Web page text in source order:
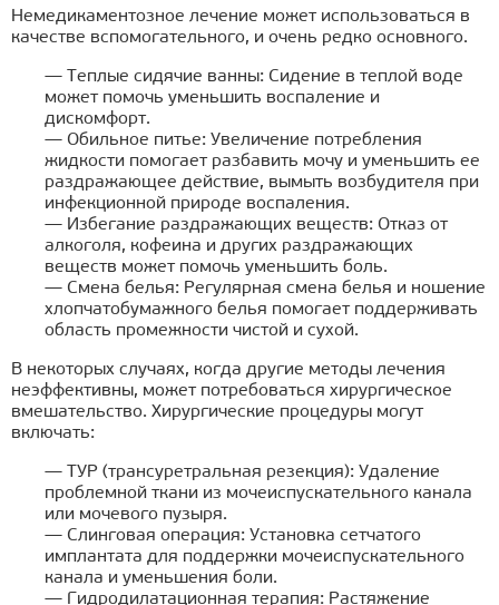
Немедикаментозное лечение может использоваться в
качестве вспомогательного, и очень редко основного.
— Теплые сидячие ванны: Сидение в теплой воде
может помочь уменьшить воспаление и
дискомфорт.
— Обильное питье: Увеличение потребления
жидкости помогает разбавить мочу и уменьшить ее
раздражающее действие, вымыть возбудителя при
инфекционной природе воспаления.
— Избегание раздражающих веществ: Отказ от
алкоголя, кофеина и других раздражающих
веществ может помочь уменьшить боль.
— Смена белья: Регулярная смена белья и ношение
хлопчатобумажного белья помогает поддерживать
область промежности чистой и сухой.
В некоторых случаях, когда другие методы лечения
неэффективны, может потребоваться хирургическое
вмешательство. Хирургические процедуры могут
включать:
— ТУР (трансуретральная резекция): Удаление
проблемной ткани из мочеиспускательного канала
или мочевого пузыря.
— Слинговая операция: Установка сетчатого
имплантата для поддержки мочеиспускательного
канала и уменьшения боли.
— Гидродилатационная терапия: Растяжение